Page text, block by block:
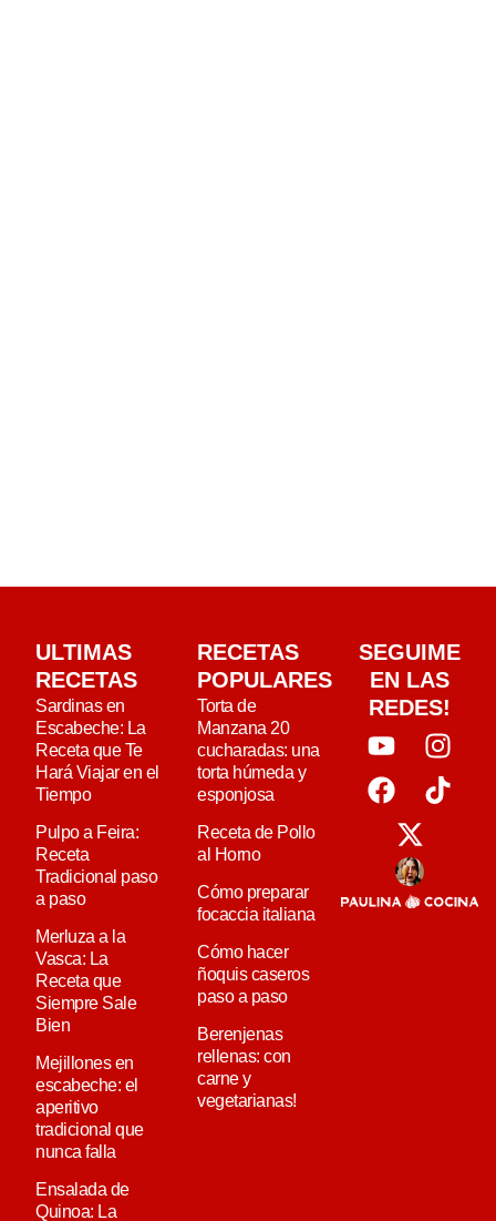
ULTIMAS
RECETAS
Sardinas en
Escabeche: La
Receta que Te
Hará Viajar en el
Tiempo
Pulpo a Feira:
Receta
Tradicional paso
a paso
Merluza a la
Vasca: La
Receta que
Siempre Sale
Bien
Mejillones en
escabeche: el
aperitivo
tradicional que
nunca falla
Ensalada de
Quinoa: La
RECETAS
POPULARES
Torta de
Manzana 20
cucharadas: una
torta húmeda y
esponjosa
Receta de Pollo
al Horno
Cómo preparar
focaccia italiana
Cómo hacer
ñoquis caseros
paso a paso
Berenjenas
rellenas: con
carne y
vegetarianas!
SEGUIME
EN LAS
REDES!